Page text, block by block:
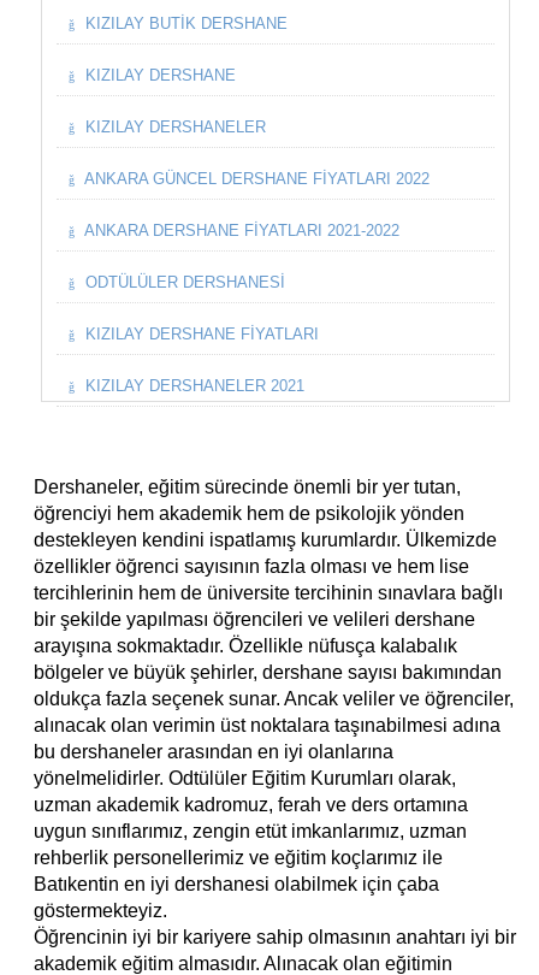
KIZILAY BUTIK DERSHANE
KIZILAY DERSHANE
KIZILAY DERSHANELER
ANKARA GÜNCEL DERSHANE FIYATLARI 2022
ANKARA DERSHANE FIYATLARI 2021-2022
ODTÜLÜLER DERSHANESI
KIZILAY DERSHANE FIYATLARI
KIZILAY DERSHANELER 2021
Dershaneler, eğitim sürecinde önemli bir yer tutan,
öğrenciyi hem akademik hem de psikolojik yönden
destekleyen kendini ispatlamış kurumlardır. Ülkemizde
özellikler öğrenci sayısının fazla olması ve hem lise
tercihlerinin hem de üniversite tercihinin sınavlara bağlı
bir şekilde yapılması öğrencileri ve velileri dershane
arayışına sokmaktadır. Özellikle nüfusça kalabalık
bölgeler ve büyük şehirler, dershane sayısı bakımından
oldukça fazla seçenek sunar. Ancak veliler ve öğrenciler,
alınacak olan verimin üst noktalara taşınabilmesi adına
bu dershaneler arasından en iyi olanlarına
yönelmelidirler. Odtülüler Eğitim Kurumları olarak,
uzman akademik kadromuz, ferah ve ders ortamına
uygun sınıflarımız, zengin etüt imkanlarımız, uzman
rehberlik personellerimiz ve eğitim koçlarımız ile
Batıkentin en iyi dershanesi olabilmek için çaba
göstermekteyiz.
Öğrencinin iyi bir kariyere sahip olmasının anahtarı iyi bir
akademik eğitim almasıdır. Alınacak olan eğitimin